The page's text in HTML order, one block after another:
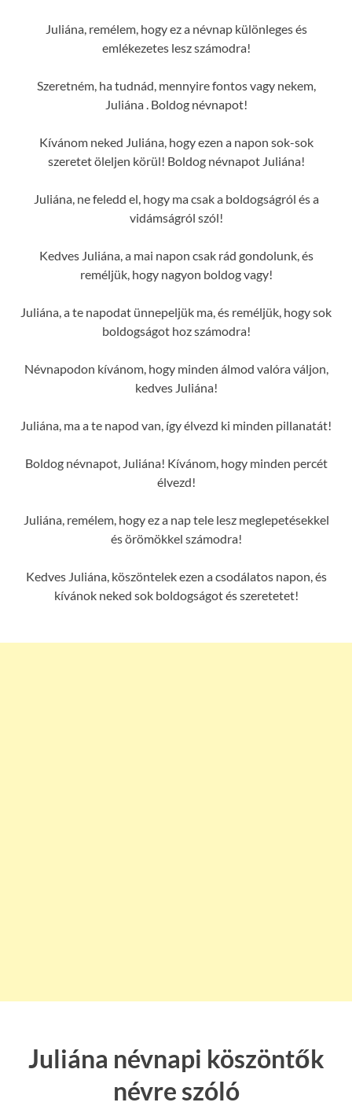
Juliána, remélem, hogy ez a névnap különleges és
emlékezetes lesz számodra!
Szeretném, ha tudnád, mennyire fontos vagy nekem,
Juliána . Boldog névnapot!
Kívánom neked Juliána, hogy ezen a napon sok-sok
szeretet öleljen körül! Boldog névnapot Juliána!
Juliána, ne feledd el, hogy ma csak a boldogságról és a
vidámságról szól!
Kedves Juliána, a mai napon csak rád gondolunk, és
reméljük, hogy nagyon boldog vagy!
Juliána, a te napodat ünnepeljük ma, és reméljük, hogy sok
boldogságot hoz számodra!
Névnapodon kívánom, hogy minden álmod valóra váljon,
kedves Juliána!
Juliána, ma a te napod van, így élvezd ki minden pillanatát!
Boldog névnapot, Juliána! Kívánom, hogy minden percét
élvezd!
Juliána, remélem, hogy ez a nap tele lesz meglepetésekkel
és örömökkel számodra!
Kedves Juliána, köszöntelek ezen a csodálatos napon, és
kívánok neked sok boldogságot és szeretetet!
Juliána névnapi köszöntők
névre szóló